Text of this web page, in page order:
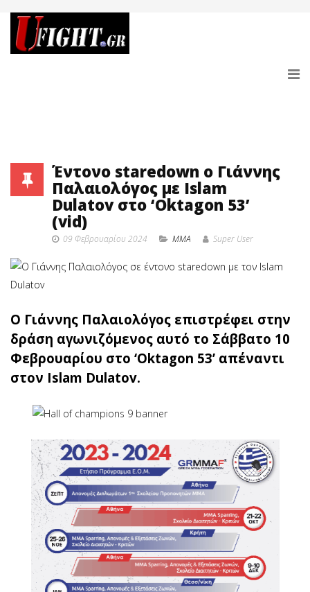
Έντονο staredown ο Γιάννης
Παλαιολόγος με Islam
Dulatov στο ‘Oktagon 53’
(vid)
09 Φεβρουαρίου 2024 MMA Super User
Ο Γιάννης Παλαιολόγος επιστρέφει στην
δράση αγωνιζόμενος αυτό το Σάββατο 10
Φεβρουαρίου στο ‘Oktagon 53’ απέναντι
στον Islam Dulatov.